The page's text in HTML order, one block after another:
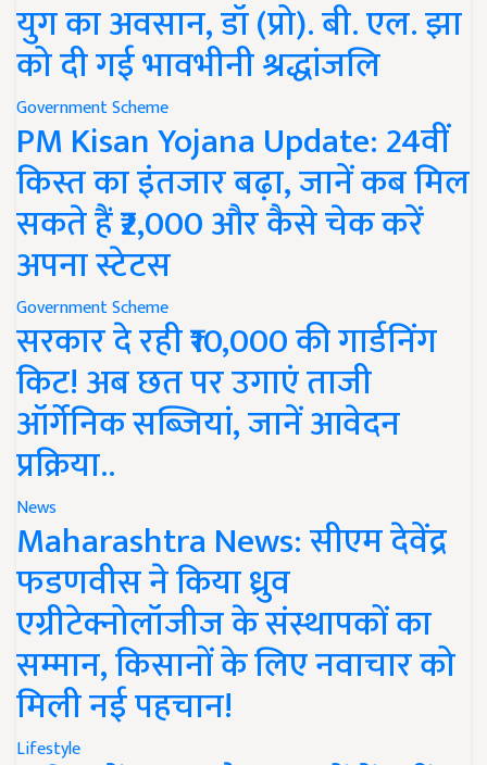
युग का अवसान, डॉ (प्रो). बी. एल. झा
को दी गई भावभीनी श्रद्धांजलि
Government Scheme
PM Kisan Yojana Update: 24वीं
किस्त का इंतजार बढ़ा, जानें कब मिल
सकते हैं ₹2,000 और कैसे चेक करें
अपना स्टेटस
Government Scheme
सरकार दे रही ₹10,000 की गार्डनिंग
किट! अब छत पर उगाएं ताजी
ऑर्गेनिक सब्जियां, जानें आवेदन
प्रक्रिया..
News
Maharashtra News: सीएम देवेंद्र
फडणवीस ने किया ध्रुव
एग्रीटेक्नोलॉजीज के संस्थापकों का
सम्मान, किसानों के लिए नवाचार को
मिली नई पहचान!
Lifestyle